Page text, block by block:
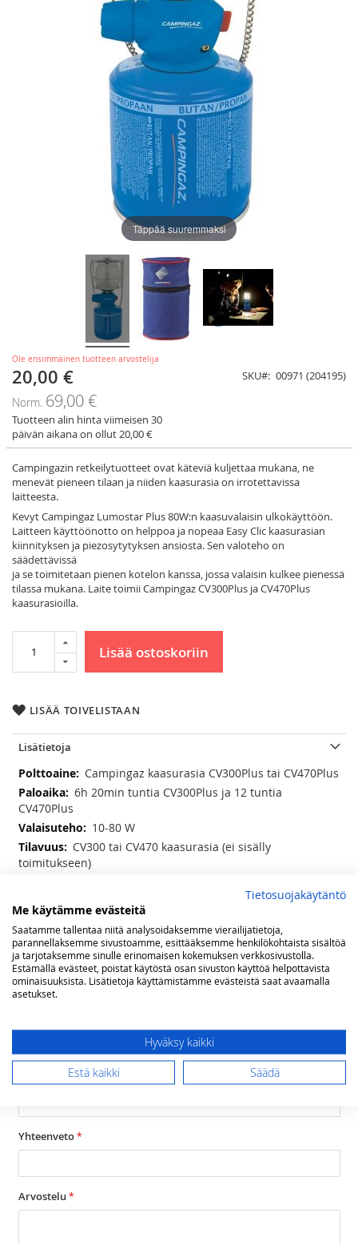
Ole ensimmäinen tuotteen arvostelija
Tarjoushinta
20,00 €
Norm. 69,00 €
Tuotteen alin hinta viimeisen 30
päivän aikana on ollut 20,00 €
SKU 00971 (204195)
Campingazin retkeilytuotteet ovat käteviä kuljettaa mukana, ne
menevät pieneen tilaan ja niiden kaasurasia on irrotettavissa
laitteesta.
Kevyt Campingaz Lumostar Plus 80W:n kaasuvalaisin ulkokäyttöön.
Laitteen käyttöönotto on helppoa ja nopeaa Easy Clic kaasurasian
kiinnityksen ja piezosytytyksen ansiosta. Sen valoteho on
säädettävissä
ja se toimitetaan pienen kotelon kanssa, jossa valaisin kulkee pienessä
tilassa mukana. Laite toimii Campingaz CV300Plus ja CV470Plus
kaasurasioilla.
Lisää ostoskoriin
LISÄÄ TOIVELISTAAN
Täppää suuremmaksi
Lisätietoja
Lisätietoja
Campingaz kaasurasia CV300Plus tai CV470Plus
6h 20min tuntia CV300Plus ja 12 tuntia
CV470Plus
10-80 W
CV300 tai CV470 kaasurasia (ei sisälly
toimitukseen)
Arvostelut
Olet arvostelemassa:
Campingaz Lumostar Plus retkivalaisin
Rating
1
2
3
4
5
Nimimerkki
Yhteenveto
Arvostelu
Tietosuojakäytäntö
Me käytämme evästeitä
Saatamme tallentaa niitä analysoidaksemme vierailijatietoja,
parannellaksemme sivustoamme, esittääksemme henkilökohtaista sisältöä
ja tarjotaksemme sinulle erinomaisen kokemuksen verkkosivustolla.
Estämällä evästeet, poistat käytöstä osan sivuston käyttöä helpottavista
ominaisuuksista. Lisätietoja käyttämistämme evästeistä saat avaamalla
asetukset.
Hyväksy kaikki
Estä kaikki Säädä